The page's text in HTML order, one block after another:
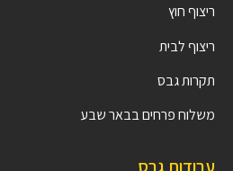
ריצוף חוץ
ריצוף לבית
תקרות גבס
משלוח פרחים בבאר שבע
עבודות גבס